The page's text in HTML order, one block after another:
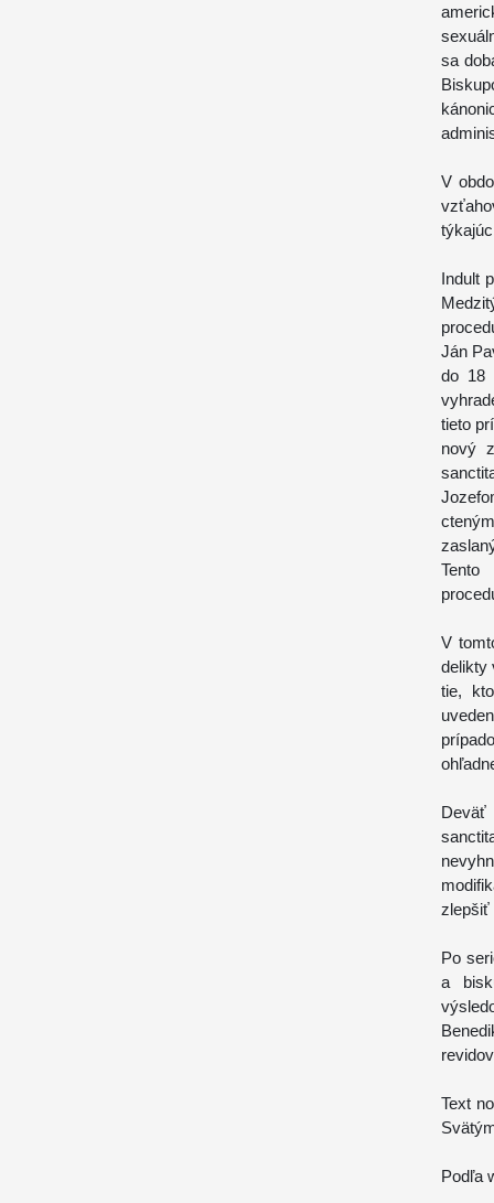
sa
V
Indult
Ján
do 18
tieto
nový
V
delikty
tie,
zlepšiť
Po
a
Text
Podľa